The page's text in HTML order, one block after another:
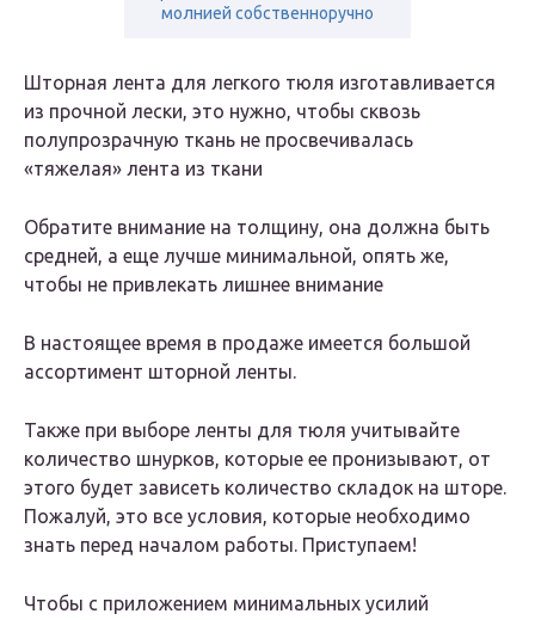
молнией собственноручно
Шторная лента для легкого тюля изготавливается
из прочной лески, это нужно, чтобы сквозь
полупрозрачную ткань не просвечивалась
«тяжелая» лента из ткани
Обратите внимание на толщину, она должна быть
средней, а еще лучше минимальной, опять же,
чтобы не привлекать лишнее внимание
В настоящее время в продаже имеется большой
ассортимент шторной ленты.
Также при выборе ленты для тюля учитывайте
количество шнурков, которые ее пронизывают, от
этого будет зависеть количество складок на шторе.
Пожалуй, это все условия, которые необходимо
знать перед началом работы. Приступаем!
Чтобы с приложением минимальных усилий